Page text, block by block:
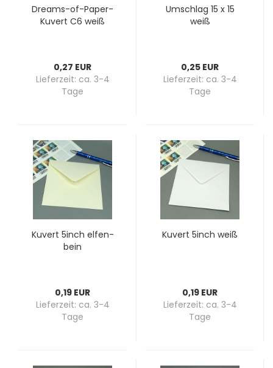
Dreams-​​of-​Paper-
Kuvert C6 weiß
0,27 EUR
Lieferzeit: ca. 3-4
Tage
Um­schlag 15 x 15
weiß
0,25 EUR
Lieferzeit: ca. 3-4
Tage
Ku­vert 5inch el­fen­
bein
0,19 EUR
Lieferzeit: ca. 3-4
Tage
Ku­vert 5inch weiß
0,19 EUR
Lieferzeit: ca. 3-4
Tage